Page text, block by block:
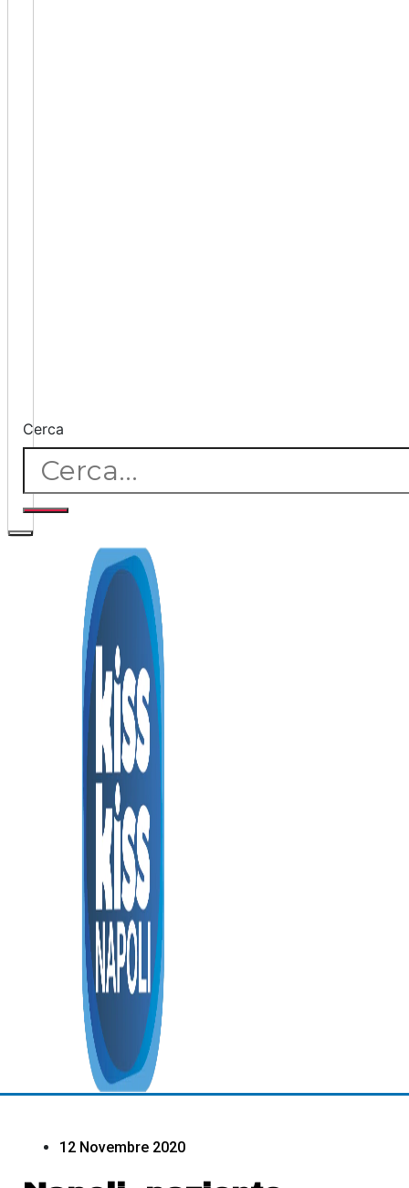
Cerca
12 Novembre 2020